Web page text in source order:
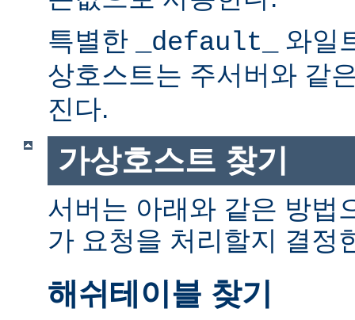
특별한
_default_
와일
상호스트는 주서버와 같
진다.
가상호스트 찾기
서버는 아래와 같은 방법
가 요청을 처리할지 결정
해쉬테이블 찾기